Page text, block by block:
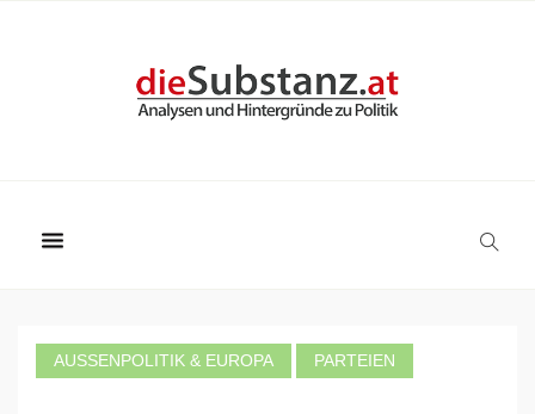
AUSSENPOLITIK & EUROPA PARTEIEN